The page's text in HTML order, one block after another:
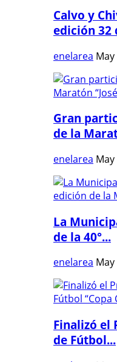
Calvo y
edición 32
enelarea
Gran
de la
enelarea
La
de la 40°...
enelarea
Finalizó el
de Fútbol...